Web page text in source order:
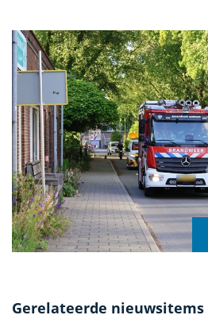
Gerelateerde nieuwsitems